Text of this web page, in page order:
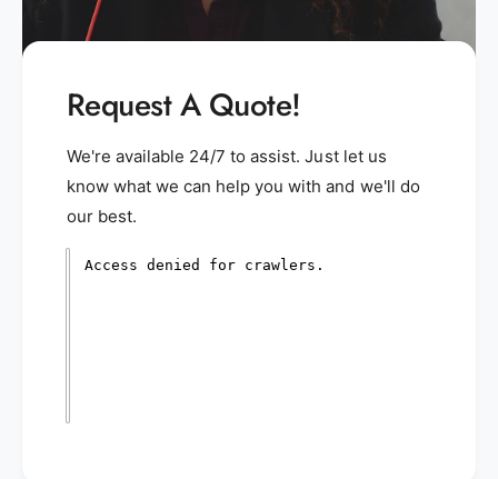
Request A Quote!
We're available 24/7 to assist. Just let us
know what we can help you with and we'll do
our best.